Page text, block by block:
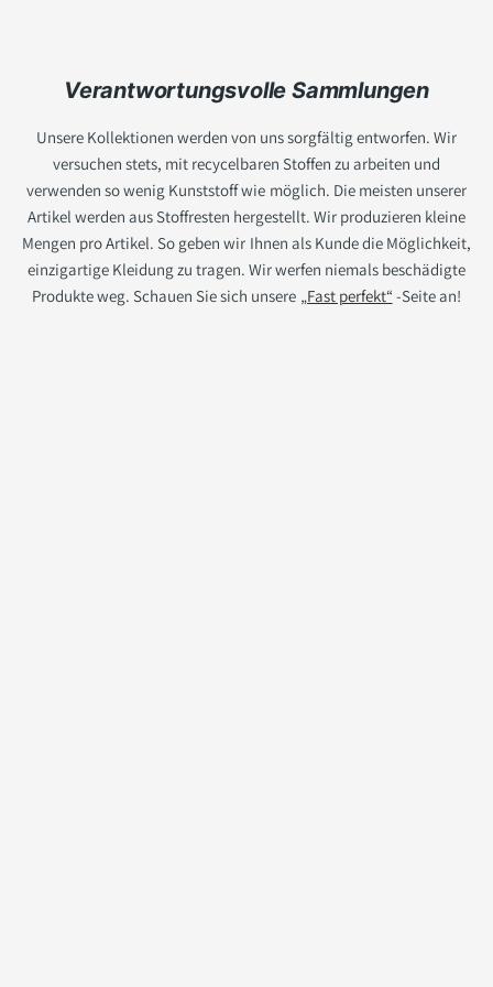
Verantwortungsvolle Sammlungen
Unsere Kollektionen werden von uns sorgfältig entworfen. Wir
versuchen stets, mit recycelbaren Stoffen zu arbeiten und
verwenden so wenig Kunststoff wie möglich. Die meisten unserer
Artikel werden aus Stoffresten hergestellt. Wir produzieren kleine
Mengen pro Artikel. So geben wir Ihnen als Kunde die Möglichkeit,
einzigartige Kleidung zu tragen. Wir werfen niemals beschädigte
Produkte weg. Schauen Sie sich unsere „Fast perfekt“ -Seite an!
Email
Become a member!